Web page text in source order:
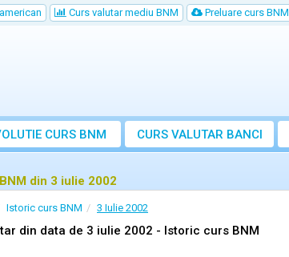
Curs valutar mediu BNM Preluare curs BNM
CURS BNM CURS VALUTAR BANCI
din 3 iulie 2002
Istoric curs BNM 3 Iulie 2002
din data de 3 iulie 2002 - Istoric curs BNM